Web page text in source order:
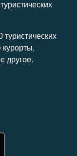
курорты,
другое.